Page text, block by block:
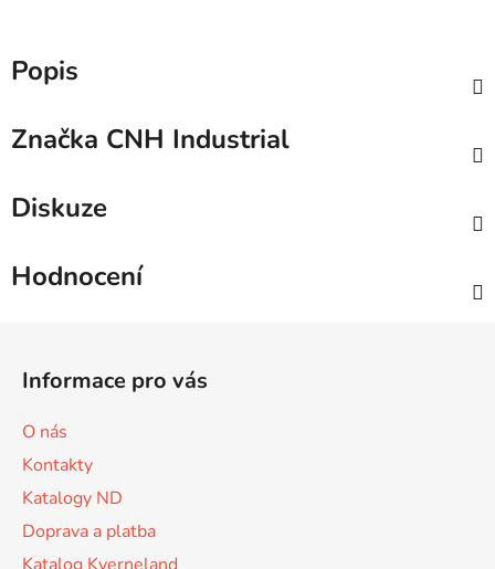
Popis
Značka CNH Industrial
Diskuze
Hodnocení
Informace pro vás
O nás
Kontakty
Katalogy ND
Doprava a platba